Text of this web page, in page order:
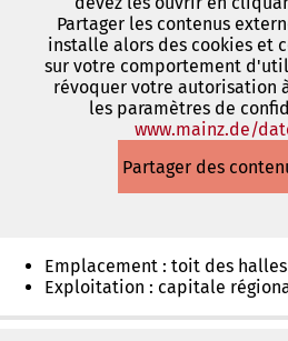
Partager les contenus
installe alors des cookies et
sur votre comportement
révoquer votre autorisation
les paramètres de
www.mainz.de/
Partager des
Emplacement : toit des
Exploitation : capitale